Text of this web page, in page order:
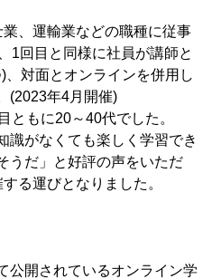
、運輸業などの職種に従事
1回目と同様に社員が講師と
対面とオンラインを併用し
(2023年4月開催)
ともに20～40代でした。
識がなくても楽しく学習でき
うだ」と好評の声をいただ
る運びとなりました。
公開されているオンライン学